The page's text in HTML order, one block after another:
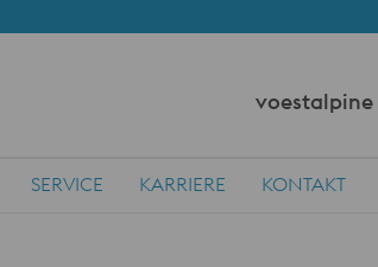
voestalpine
SERVICE KARRIERE KONTAKT